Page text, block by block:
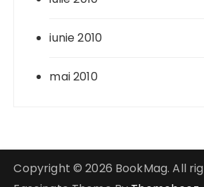
iunie 2010
mai 2010
Copyright © 2026 BookMag. All